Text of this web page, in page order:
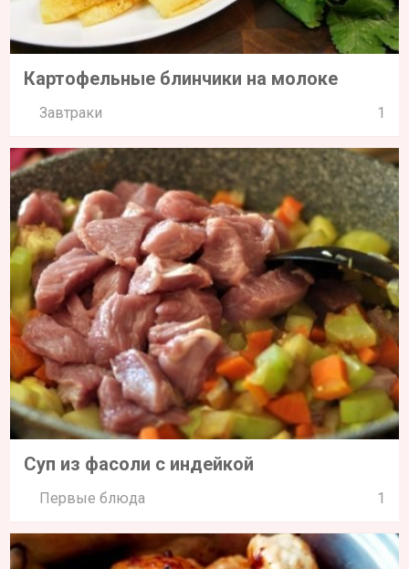
Картофельные блинчики на молоке
Завтраки 1
Суп из фасоли с индейкой
Первые блюда 1